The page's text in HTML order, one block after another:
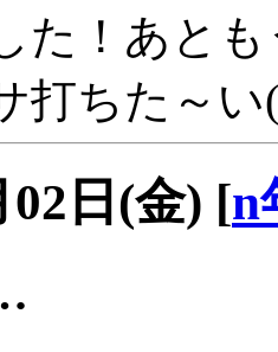
た！あと
打ちた～
02日(金) [n